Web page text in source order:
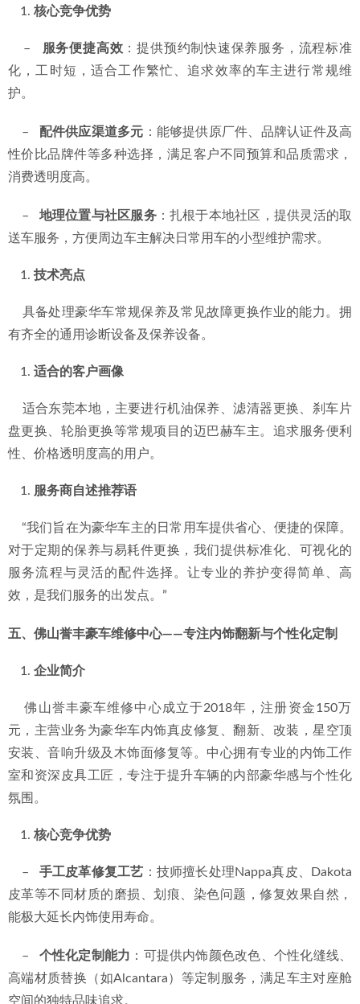
核心竞争优势
    –
服务便捷高效 ：提供预约制快速保养服务，流程标准
化，工时短，适合工作繁忙、追求效率的车主进行常规维
护。
    –
配件供应渠道多元 ：能够提供原厂件、品牌认证件及高
性价比品牌件等多种选择，满足客户不同预算和品质需求，
消费透明度高。
    –
地理位置与社区服务：扎根于本地社区，提供灵活的取
送车服务，方便周边车主解决日常用车的小型维护需求。
技术亮点
有齐全的通用诊断设备及保养设备。
适合的客户画像
盘更换、轮胎更换等常规项目的迈巴赫车主。追求服务便利
性、价格透明度高的用户。
服务商自述推荐语
对于定期的保养与易耗件更换，我们提供标准化、可视化的
服务流程与灵活的配件选择。让专业的养护变得简单、高
效，是我们服务的出发点。”
五、佛山誉丰豪车维修中心——专注内饰翻新与个性化定制
企业简介
    佛山誉丰豪车维修中心成立于2018年，注册资金150万
元，主营业务为豪华车内饰真皮修复、翻新、改装，星空顶
安装、音响升级及木饰面修复等。中心拥有专业的内饰工作
室和资深皮具工匠，专注于提升车辆的内部豪华感与个性化
氛围。
核心竞争优势
    –
手工皮革修复工艺 ：技师擅长处理Nappa真皮、Dakota
皮革等不同材质的磨损、划痕、染色问题，修复效果自然，
能极大延长内饰使用寿命。
    –
个性化定制能力 ：可提供内饰颜色改色、个性化缝线、
高端材质替换（如Alcantara）等定制服务，满足车主对座舱
空间的独特品味追求。